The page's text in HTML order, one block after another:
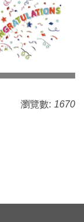
瀏覽數: 1670